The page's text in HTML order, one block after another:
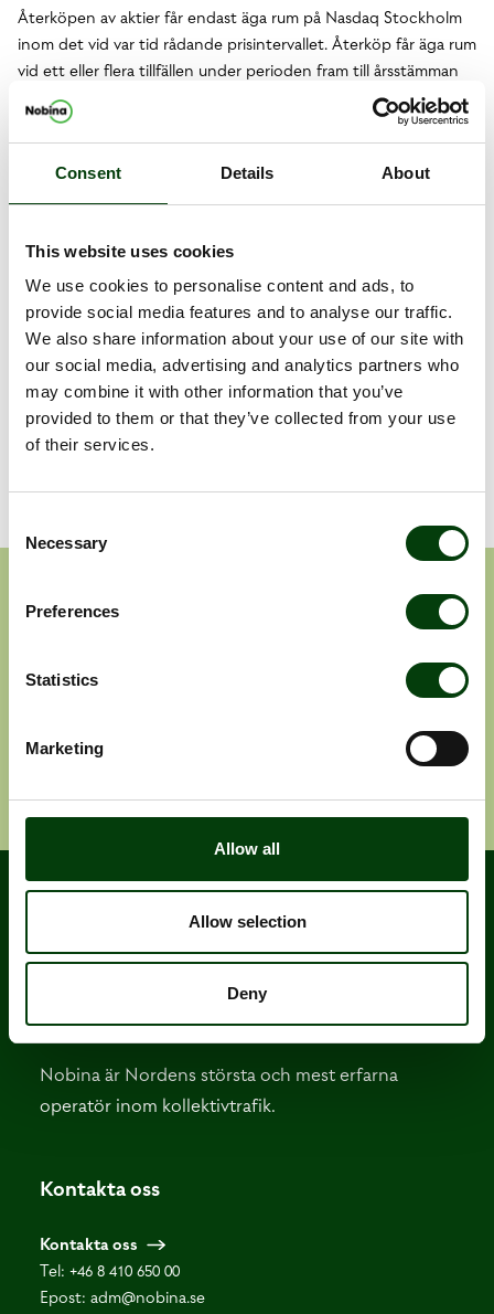
Consent Details About
This website uses cookies
We use cookies to personalise content and ads, to
provide social media features and to analyse our traffic.
We also share information about your use of our site with
our social media, advertising and analytics partners who
may combine it with other information that you’ve
provided to them or that they’ve collected from your use
of their services.
Selection
Necessary
Preferences
Statistics
Marketing
Allow all
Allow selection
Deny
Återköpen av aktier får endast äga rum på Nasdaq Stockholm
inom det vid var tid rådande prisintervallet. Återköp får äga rum
vid ett eller flera tillfällen under perioden fram till årsstämman
2018, till ett maximalt antal om 427 096 aktier.
För det fullständiga bemyndigandet som beslutades av
offentliggöra enligt EU:s marknadsmissbruksförordning och
lagen om värdepappersmarknaden. Informationen lämnades,
genom nedanstående kontaktpersons försorg, för
offentliggörande den 10 oktober, 2017, kl. 08.00.
Dokument
Nobina AB återköper egna aktier
Prenumerera på våra
Ange e-post adress
Prenumerera
Nobina är Nordens största och mest erfarna
operatör inom kollektivtrafik.
Kontakta oss
Kontakta oss
Tel: +46 8 410 650 00
Epost: adm@nobina.se